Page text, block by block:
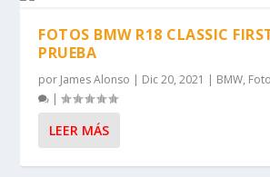
FOTOS BMW R18 CLASSIC
PRUEBA
por James Alonso | Dic 20, 2021 | BMW,
|
LEER MÁS